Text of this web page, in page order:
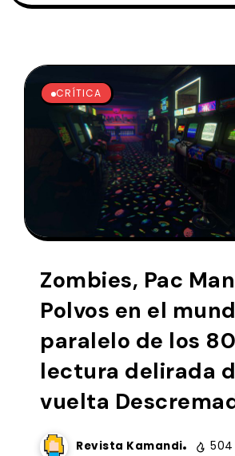
CRÍTICA
Zombies, Pac
Polvos en el
paralelo de los
lectura delirada
vuelta
Revista Kamandi 504